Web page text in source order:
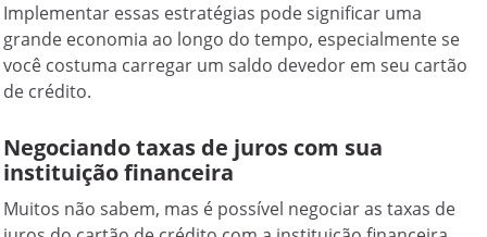
Implementar essas estratégias pode significar uma
grande economia ao longo do tempo, especialmente se
você costuma carregar um saldo devedor em seu cartão
de crédito.
Negociando taxas de juros com sua
instituição financeira
Muitos não sabem, mas é possível negociar as taxas de